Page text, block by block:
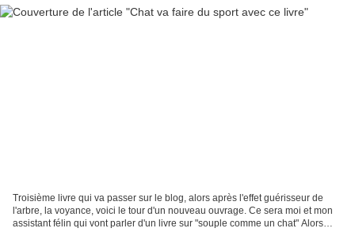
Troisième livre qui va passer sur le blog, alors après l'effet guérisseur de
l'arbre, la voyance, voici le tour d'un nouveau ouvrage. Ce sera moi et mon
assistant félin qui vont parler d'un livre sur "souple comme un chat" Alors